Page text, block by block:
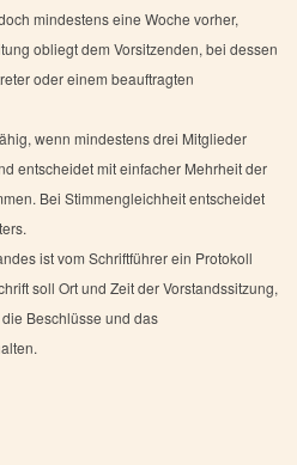
mindestens eine Woche vorher,
obliegt dem Vorsitzenden, bei dessen
oder einem beauftragten
wenn mindestens drei Mitglieder
entscheidet mit einfacher Mehrheit der
Bei Stimmengleichheit entscheidet
ist vom Schriftführer ein Protokoll
soll Ort und Zeit der Vorstandssitzung,
Beschlüsse und das